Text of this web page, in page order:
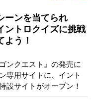
ーンを当てられ
トロクイズに挑戦
よう！
ンクエスト』の発売に
専用サイトに、イント
設サイトがオープン！